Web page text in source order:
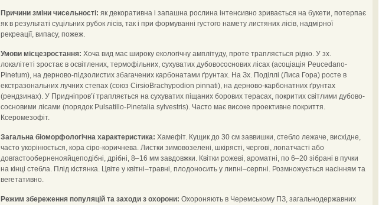
Причини зміни чисельності: як декоративна і запашна рослина інтенсивно зривається на букети, потерпає
як в результаті суцільних рубок лісів, так і при формуванні густого намету листяних лісів, надмірної
рекреації, випасу, пожеж.
Умови місцезростання: Хоча вид має широку екологічну амплітуду, проте трапляється рідко. У зх.
локалітеті зростає в освітлених, термофільних, сухуватих дубовососнових лісах (асоціація Peucedano-
Pinetum), на дерново-підзолистих збагачених карбонатами ґрунтах. На Зх. Поділлі (Лиса Гора) росте в
екстразональних лучних степах (союз CirsioBrachypodion pinnati), на дерново-карбонатних ґрунтах
(рендзинах). У Придніпров’ї трапляється на сухуватих піщаних борових терасах, покритих світлими дубово-
сосновими лісами (порядок Pulsatillo-Pinetalia sylvestris). Часто має високе проективне покриття.
Ксеромезофіт.
Загальна біоморфологічна характеристика: Хамефіт. Кущик до 30 см заввишки, стебло лежаче, висхідне,
часто укорінюється, кора сіро-коричнева. Листки зимовозелені, шкірясті, чергові, лопатчасті або
довгастооберненояйцеподібні, дрібні, 8–16 мм завдовжки. Квітки рожеві, ароматні, по 6–20 зібрані в пучки
на кінці стебла. Плід кістянка. Цвіте у квітні–травні, плодоносить у липні–серпні. Розмножується насінням та
вегетативно.
Режим збереження популяцій та заходи з охорони: Охороняють в Черемському ПЗ, загальнодержавних